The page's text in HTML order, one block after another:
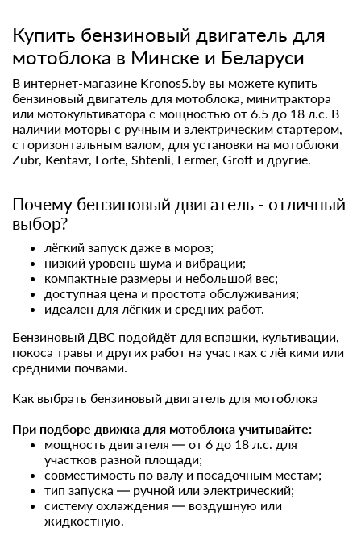
Купить бензиновый двигатель для
мотоблока в Минске и Беларуси
В интернет-магазине Kronos5.by вы можете купить
бензиновый двигатель для мотоблока, минитрактора
или мотокультиватора с мощностью от 6.5 до 18 л.с. В
наличии моторы с ручным и электрическим стартером,
с горизонтальным валом, для установки на мотоблоки
Zubr, Kentavr, Forte, Shtenli, Fermer, Groff и другие.
Почему бензиновый двигатель - отличный
выбор?
лёгкий запуск даже в мороз;
низкий уровень шума и вибрации;
компактные размеры и небольшой вес;
доступная цена и простота обслуживания;
идеален для лёгких и средних работ.
Бензиновый ДВС подойдёт для вспашки, культивации,
покоса травы и других работ на участках с лёгкими или
средними почвами.
Как выбрать бензиновый двигатель для мотоблока
При подборе движка для мотоблока учитывайте:
мощность двигателя — от 6 до 18 л.с. для
участков разной площади;
совместимость по валу и посадочным местам;
тип запуска — ручной или электрический;
систему охлаждения — воздушную или
жидкостную.